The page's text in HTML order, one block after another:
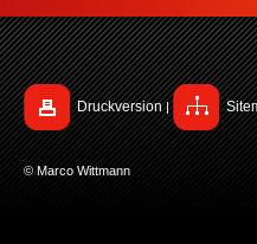
Druckversion |
© Marco Wittmann